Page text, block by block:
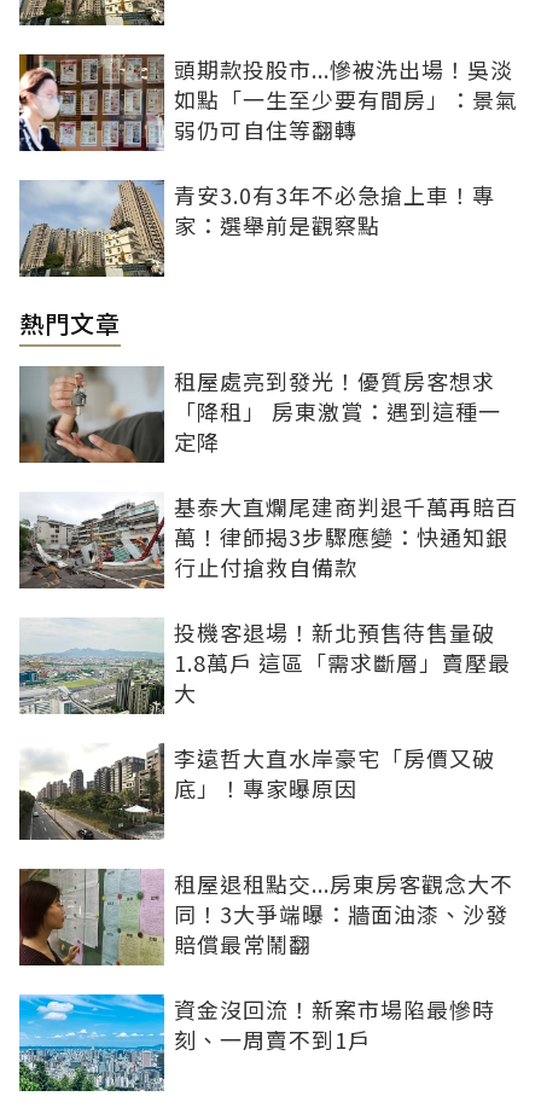
頭期款投股市...慘被洗出場！吳淡
如點「一生至少要有間房」：景氣
弱仍可自住等翻轉
青安3.0有3年不必急搶上車！專
家：選舉前是觀察點
熱門文章
租屋處亮到發光！優質房客想求
「降租」 房東激賞：遇到這種一
定降
基泰大直爛尾建商判退千萬再賠百
萬！律師揭3步驟應變：快通知銀
行止付搶救自備款
投機客退場！新北預售待售量破
1.8萬戶 這區「需求斷層」賣壓最
大
李遠哲大直水岸豪宅「房價又破
底」！專家曝原因
租屋退租點交...房東房客觀念大不
同！3大爭端曝：牆面油漆、沙發
賠償最常鬧翻
資金沒回流！新案市場陷最慘時
刻、一周賣不到1戶